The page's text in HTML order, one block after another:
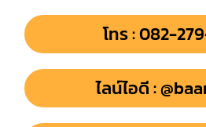
โทร : 082-
ไลน์ไอดี :